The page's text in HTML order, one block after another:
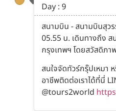
Day : 9
สนามบิน - สนามบินสุว
05.55 น. เดินทางถึง
กรุงเทพฯ โดยสวัสดิภา
สนใจจัดทัวร์กรุ๊ปเหมา
อาชีพติดต่อเราได้ที่นี่
@tours2world